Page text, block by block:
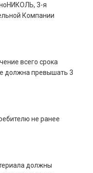
3-я
Компании
всего срока
должна превышать 3
не ранее
должны